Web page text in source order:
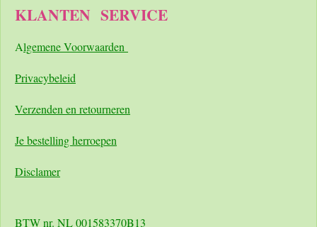
KLANTEN SERVICE
Algemene Voorwaarden
Privacybeleid
Verzenden en retourneren
Je bestelling herroepen
Disclamer
BTW nr. NL 001583370B13